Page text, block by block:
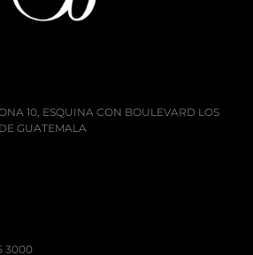
10, ESQUINA CON BOULEVARD LOS
GUATEMALA
3000